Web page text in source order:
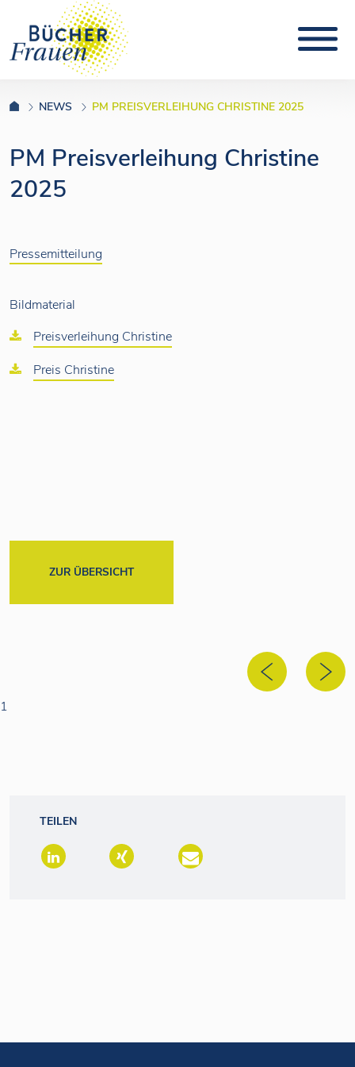
NEWS PM PREISVERLEIHUNG CHRISTINE 2025
PM Preisverleihung Christine
2025
Pressemitteilung
Bildmaterial
Preisverleihung Christine
Preis Christine
ZUR ÜBERSICHT
1
TEILEN